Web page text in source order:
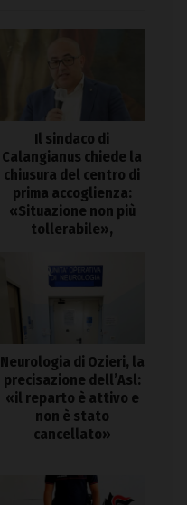
Il sindaco di
Calangianus chiede la
chiusura del centro di
prima accoglienza:
«Situazione non più
tollerabile»,
Neurologia di Ozieri, la
precisazione dell’Asl:
«il reparto è attivo e
non è stato
cancellato»